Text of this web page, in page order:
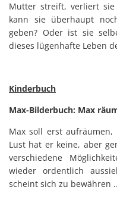
Mutter streift, verliert sie
kann sie überhaupt
geben? Oder ist sie
dieses lügenhafte Leben
Kinderbuch
Max-Bilderbuch: Max
Max soll erst
Lust hat er keine, aber
verschiedene
wieder ordentlich
scheint sich zu bewähren